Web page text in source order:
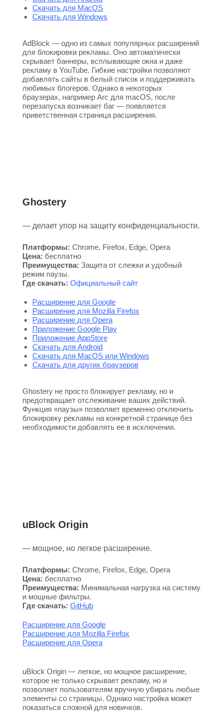
Скачать для MacOS
Скачать для Windows
AdBlock — одно из самых популярных расширений
для блокировки рекламы. Оно автоматически
скрывает баннеры, всплывающие окна и даже
рекламу в YouTube. Гибкие настройки позволяют
добавлять сайты в белый список и поддерживать
любимых блогеров. Однако в некоторых
браузерах, например Arc для macOS, после
перезапуска возникает баг — появляется
приветственная страница расширения.
Ghostery
— делает упор на защиту конфиденциальности.
Платформы: Chrome, Firefox, Edge, Opera
Цена: бесплатно
Преимущества: Защита от слежки и удобный
режим паузы.
Где скачать: Официальный сайт
Расширение для Google
Расширение для Mozilla Firefox
Расширение для Opera
Приложение Google Play
Приложение AppStore
Скачать для Android
Скачать для MacOS или Windows
Скачать для других браузеров
Ghostery не просто блокирует рекламу, но и
предотвращает отслеживание ваших действий.
Функция «паузы» позволяет временно отключить
блокировку рекламы на конкретной странице без
необходимости добавлять ее в исключения.
uBlock Origin
— мощное, но легкое расширение.
Платформы: Chrome, Firefox, Edge, Opera
Цена: бесплатно
Преимущества: Минимальная нагрузка на систему
и мощные фильтры.
Где скачать: GitHub
Расширение для Google
Расширение для Mozilla Firefox
Расширение для Opera
uBlock Origin — легкое, но мощное расширение,
которое не только скрывает рекламу, но и
позволяет пользователям вручную убирать любые
элементы со страницы. Однако настройка может
показаться сложной для новичков.